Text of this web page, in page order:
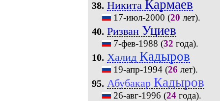
38. Никита Кармаев
17-июл-2000 (20 лет).
40. Ризван Уциев
7-фев-1988 (32 года).
10. Халид Кадыров
19-апр-1994(26 лет).
95. Абубакар Кадыров
26-авг-1996 (24года).